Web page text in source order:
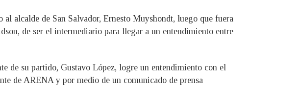
alcalde de San Salvador, Ernesto Muyshondt, luego que fuera
de ser el intermediario para llegar a un entendimiento entre
de su partido, Gustavo López, logre un entendimiento con el
de ARENA y por medio de un comunicado de prensa